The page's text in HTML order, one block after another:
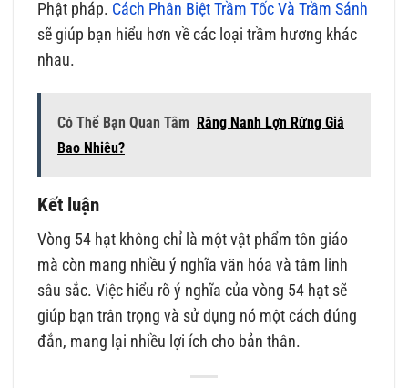
Phật pháp. Cách Phân Biệt Trầm Tốc Và Trầm Sánh
sẽ giúp bạn hiểu hơn về các loại trầm hương khác
nhau.
Có Thể Bạn Quan Tâm Răng Nanh Lợn Rừng Giá
Bao Nhiêu?
Kết luận
Vòng 54 hạt không chỉ là một vật phẩm tôn giáo
mà còn mang nhiều ý nghĩa văn hóa và tâm linh
sâu sắc. Việc hiểu rõ ý nghĩa của vòng 54 hạt sẽ
giúp bạn trân trọng và sử dụng nó một cách đúng
đắn, mang lại nhiều lợi ích cho bản thân.